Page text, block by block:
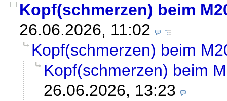
Kopf(schmerzen) beim
26.06.2026, 11:02
Kopf(schmerzen) beim
Kopf(schmerzen) beim
26.06.2026, 13:23